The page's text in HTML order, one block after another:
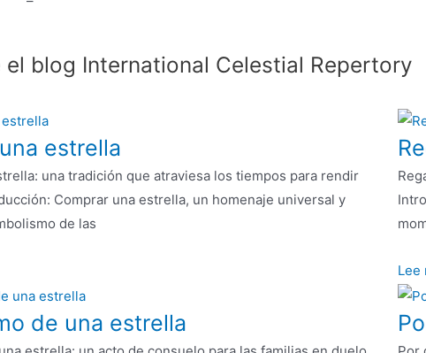
el blog International Celestial Repertory
estrella
una tradición que atraviesa los tiempos para rendir
Comprar una estrella, un homenaje universal y
de las
Lee
de una estrella